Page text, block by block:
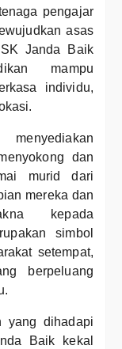
pengajar
asas
Janda Baik
mampu
individu,
dan
murid dari
mereka dan
kepada
simbol
setempat,
berpeluang
yang dihadapi
Baik kekal